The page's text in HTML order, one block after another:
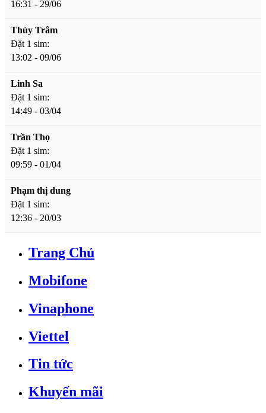
16:31 - 29/06
Thùy Trâm
Đặt 1 sim:
13:02 - 09/06
Linh Sa
Đặt 1 sim:
14:49 - 03/04
Trần Thọ
Đặt 1 sim:
09:59 - 01/04
Phạm thị dung
Đặt 1 sim:
12:36 - 20/03
Trang Chủ
Mobifone
Vinaphone
Viettel
Tin tức
Khuyến mãi